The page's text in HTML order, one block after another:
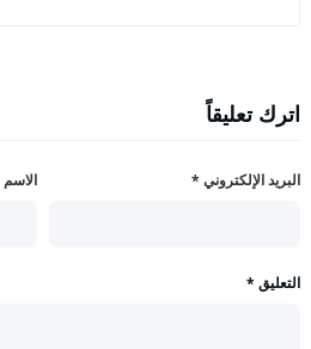
اترك تعليقاً
الاسم البريد الإلكتروني *
التعليق *